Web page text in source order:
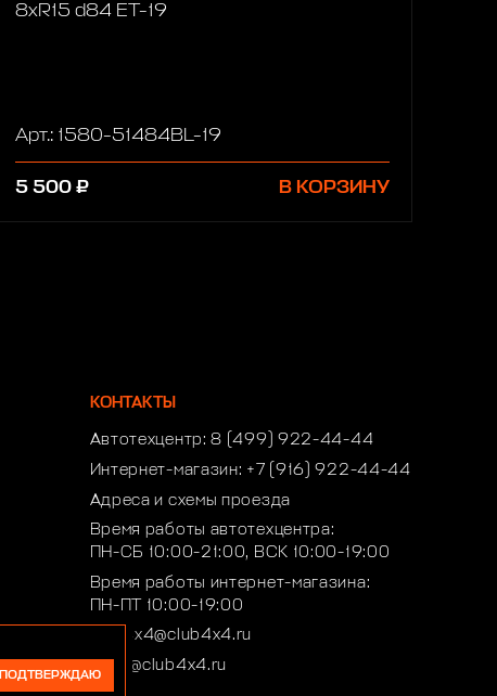
8xR15 d84 ET-19
Арт.: 1580-51484BL-19
5 500 ₽ В КОРЗИНУ
КОНТАКТЫ
Автотехцентр:8 (499) 922-44-44
Интернет-магазин: +7 (916) 922-44-44
Адреса и схемы проезда
Время работы автотехцентра:
ПН-СБ 10:00-21:00, ВСК 10:00-19:00
Время работы интернет-магазина:
ПН-ПТ 10:00-19:00
club4x4@club4x4.ru
shop@club4x4.ru
ПОДТВЕРЖДАЮ